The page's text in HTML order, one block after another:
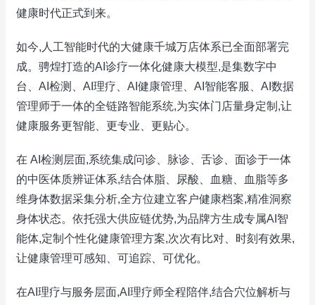
健康时代正式到来。
如今,人工智能时代的大健康千城万店体系已全面部署完
成。骋煌打造的AI诊疗一体化健康大模型,是集数字中
台、AI检测、AI理疗、AI健康管理、AI智能客服、AI数据
管理师于一体的全链路智能系统,为实体门店量身定制,让
健康服务更智能、更专业、更贴心。
在 AI检测层面,系统集成问诊、脉诊、舌诊、面诊于一体
的中医体质辨证体系,结合体脂、尿酸、血糖、血脂等多
维身体数据采集分析,全方位建立客户健康档案,精准洞察
身体状态。依托强大供应链优势,为品牌方生成专属AI智
能体,定制个性化健康管理方案,次次有比对、时刻有效果,
让健康管理可感知、可追踪、可优化。
在AI理疗与服务层面,AI理疗师全程陪伴,结合穴位解析与